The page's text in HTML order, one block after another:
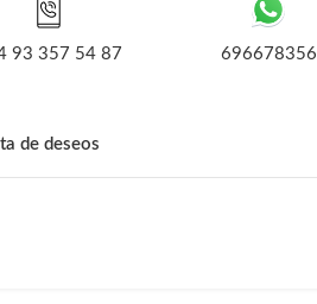
93 357 54 87 696678356
de deseos